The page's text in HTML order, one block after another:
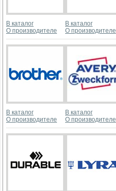
В каталог
О производителе
В каталог
О производителе
В каталог
О производителе
В каталог
О производителе